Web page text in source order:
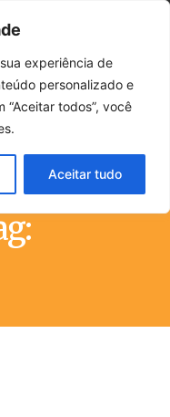
experiência de
personalizado e
“Aceitar todos”, você
Aceitar tudo